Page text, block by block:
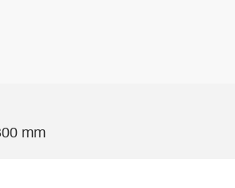
mm